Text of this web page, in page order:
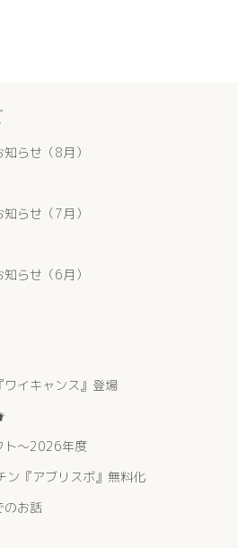
らせ（8月）
らせ（7月）
らせ（6月）
イキャンス』登場
ト〜2026年度
ン『アブリスボ』無料化
のお話